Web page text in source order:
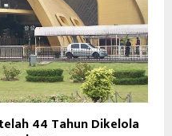
44 Tahun Dikelola